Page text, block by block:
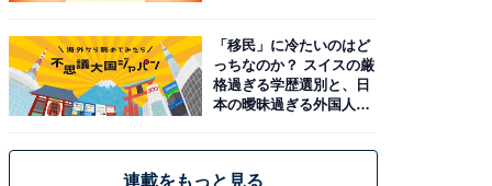
「移民」に冷たいのはど
っちなのか？ スイスの厳
格過ぎる学歴選別と、日
本の曖昧過ぎる外国人政
連載をもっと見る